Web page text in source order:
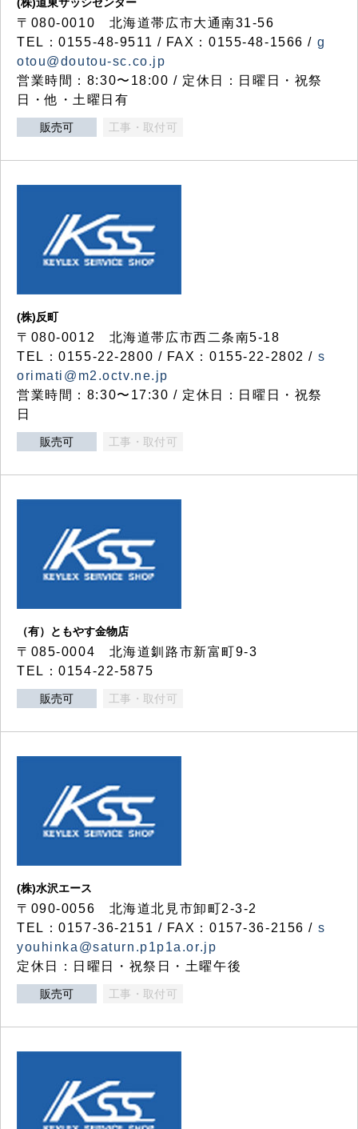
〒080-0010 北海道帯広市大通南31-56
TEL：0155-48-9511 / FAX：0155-48-1566 / g
otou@doutou-sc.co.jp
営業時間：8:30〜18:00 / 定休日：日曜日・祝祭
日・他・土曜日有
販売可 工事・取付可
(株)反町
〒080-0012 北海道帯広市西二条南5-18
TEL：0155-22-2800 / FAX：0155-22-2802 / s
orimati@m2.octv.ne.jp
営業時間：8:30〜17:30 / 定休日：日曜日・祝祭
日
販売可 工事・取付可
（有）ともやす金物店
〒085-0004 北海道釧路市新富町9-3
TEL：0154-22-5875
販売可 工事・取付可
(株)水沢エース
〒090-0056 北海道北見市卸町2-3-2
TEL：0157-36-2151 / FAX：0157-36-2156 / s
youhinka@saturn.p1p1a.or.jp
定休日：日曜日・祝祭日・土曜午後
販売可 工事・取付可